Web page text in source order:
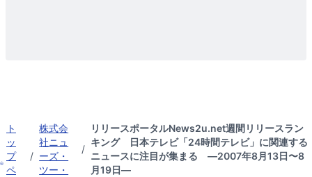
ト
ッ
プ
ペ
/
株式会
社ニュ
ーズ・
ツー・
/
リリースポータルNews2u.net週間リリースラン
キング 日本テレビ「24時間テレビ」に関連する
ニュースに注目が集まる ―2007年8月13日〜8
月19日―